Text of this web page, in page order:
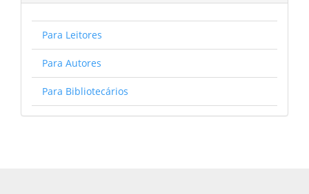
Para Leitores
Para Autores
Para Bibliotecários